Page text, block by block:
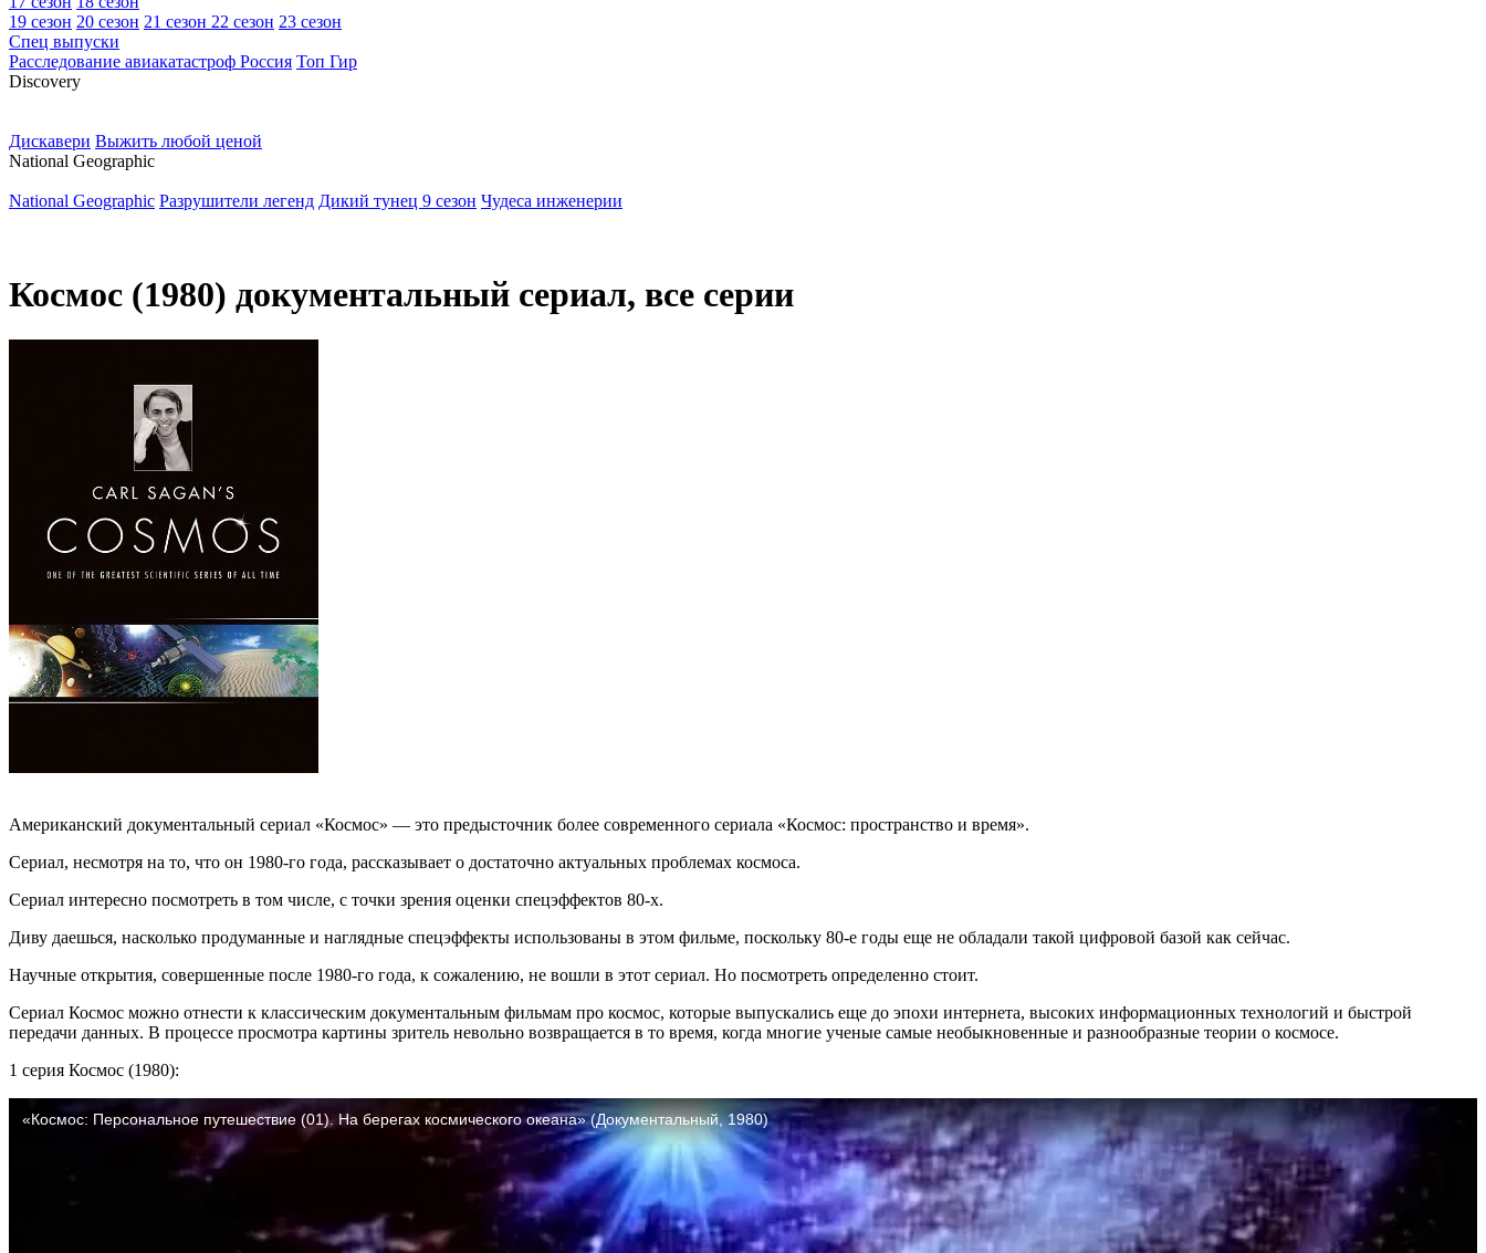
19 сезон 20 сезон 21 сезон 22 сезон 23 сезон
Спец выпуски
Расследование авиакатастроф Россия Топ Гир
Discovery
Дискавери Выжить любой ценой
National Geographic
National Geographic Разрушители легенд Дикий тунец 9 сезон Чудеса инженерии
Космос (1980) документальный сериал, все серии
Американский документальный сериал «Космос» — это предысточник более современного сериала «Космос: пространство и время».
Сериал, несмотря на то, что он 1980-го года, рассказывает о достаточно актуальных проблемах космоса.
Сериал интересно посмотреть в том числе, с точки зрения оценки спецэффектов 80-х.
Диву даешься, насколько продуманные и наглядные спецэффекты использованы в этом фильме, поскольку 80-е годы еще не обладали такой цифровой базой как сейчас.
Научные открытия, совершенные после 1980-го года, к сожалению, не вошли в этот сериал. Но посмотреть определенно стоит.
Сериал Космос можно отнести к классическим документальным фильмам про космос, которые выпускались еще до эпохи интернета, высоких информационных технологий и быстрой
передачи данных. В процессе просмотра картины зритель невольно возвращается в то время, когда многие ученые самые необыкновенные и разнообразные теории о космосе.
1 серия Космос (1980):